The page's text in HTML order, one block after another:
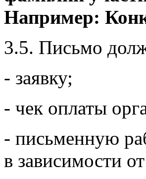
Например:
3.5. Письмо
- заявку;
- чек оплаты
- письменную
в зависимости